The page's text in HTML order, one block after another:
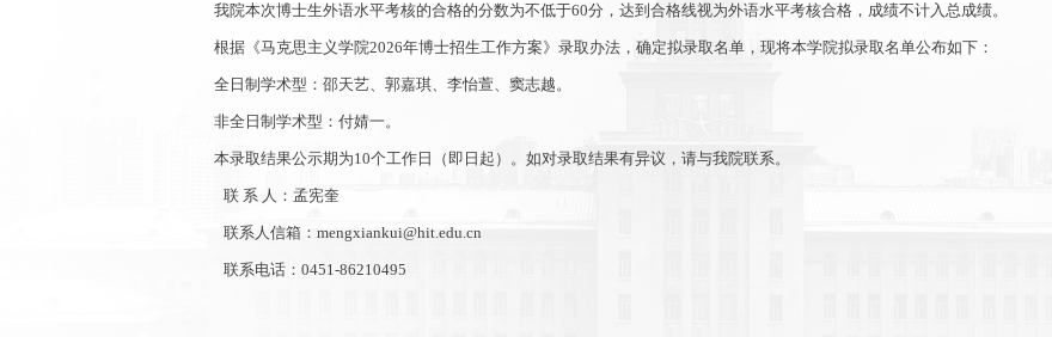
我院本次博士生外语水平考核的合格的分数为不低于60分，达到合格线视为外语水平考核合格，成绩不计入总成绩。
根据 《马克思主义学院2026年博士招生工作方案》录取办法， 确定拟录取名单，现将本学院拟录取名单公布如下：
全日制学术型 ： 邵天艺、郭嘉琪、李怡萱、窦志越 。
非全日制学术型：付婧一。
本录取结果公示期为10个工作日（即日起）。如对录取结果有异议，请与我院联系。
联 系 人： 孟宪奎
联系人 信箱： mengxiankui@hit.edu.cn
联系电话： 0451-86210495